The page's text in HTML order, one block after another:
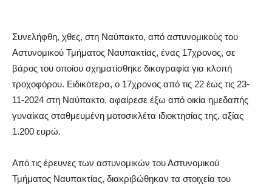
Συνελήφθη, χθες, στη Ναύπακτο, από αστυνομικούς του
Αστυνομικού Τμήματος Ναυπακτίας, ένας 17χρονος, σε
βάρος του οποίου σχηματίσθηκε δικογραφία για κλοπή
τροχοφόρου. Ειδικότερα, ο 17χρονος από τις 22 έως τις 23-
11-2024 στη Ναύπακτο, αφαίρεσε έξω από οικία ημεδαπής
γυναίκας σταθμευμένη μοτοσικλέτα ιδιοκτησίας της, αξίας
1.200 ευρώ.
Από τις έρευνες των αστυνομικών του Αστυνομικού
Τμήματος Ναυπακτίας, διακριβώθηκαν τα στοιχεία του